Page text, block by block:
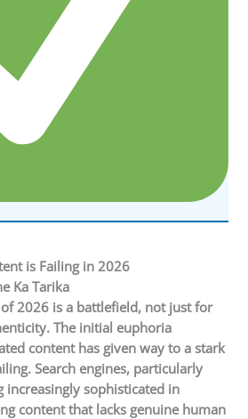
is Failing in 2026
Ka Tarika
2026 is a battlefield, not just for
The initial euphoria
content has given way to a stark
Search engines, particularly
increasingly sophisticated in
content that lacks genuine human